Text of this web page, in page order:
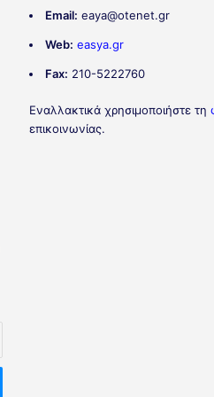
Email: eaya@otenet.gr
Web: easya.gr
Fax: 210-5222760
Εναλλακτικά χρησιμοποιήστε τη
επικοινωνίας.